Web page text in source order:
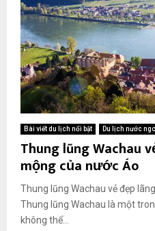
Bài viết du lịch nổi bật Du lịch nước
Thung lũng Wachau
mộng của nước Áo
Thung lũng Wachau vẻ đẹp
Thung lũng Wachau là một
không thể...